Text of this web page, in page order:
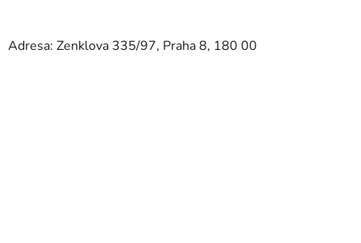
Adresa: Zenklova 335/97, Praha 8, 180 00